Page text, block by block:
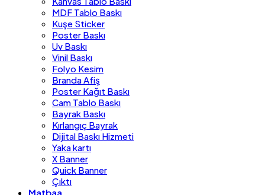
MDF Tablo Baskı
Kuşe Sticker
Poster Baskı
Uv Baskı
Vinil Baskı
Folyo Kesim
Branda Afiş
Poster Kağıt Baskı
Cam Tablo Baskı
Bayrak Baskı
Kırlangıç Bayrak
Dijital Baskı Hizmeti
Yaka kartı
X Banner
Quick Banner
Çıktı
Matbaa